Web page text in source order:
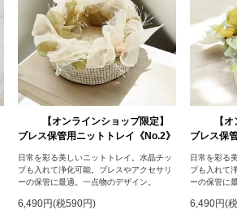
【オンラインショップ限定】
ブレス保管用ニットトレイ《No.2》
日常を彩る美しいニットトレイ。水晶チッ
プも入れて浄化可能。ブレスやアクセサリ
ーの保管に最適。一点物のデザイン。
6,490円(税590円)
【
ブレス保
日常を彩る
プも入れて
ーの保管に
6,490円(